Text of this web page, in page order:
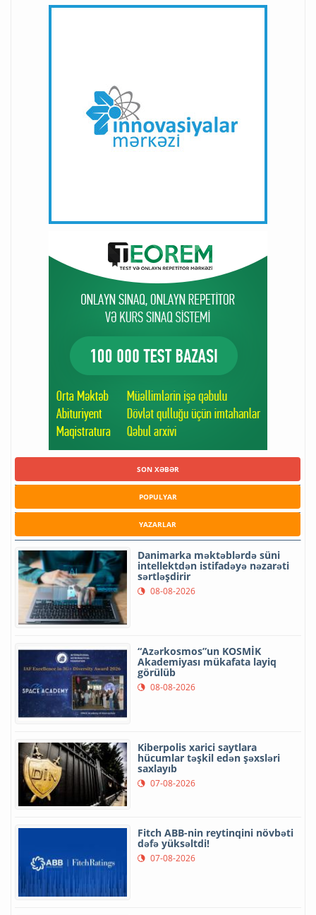
SON XƏBƏR
POPULYAR
YAZARLAR
Danimarka məktəblərdə süni
intellektdən istifadəyə nəzarəti
sərtləşdirir
08-08-2026
“Azərkosmos”un KOSMİK
Akademiyası mükafata layiq
görülüb
08-08-2026
Kiberpolis xarici saytlara
hücumlar təşkil edən şəxsləri
saxlayıb
07-08-2026
Fitch ABB-nin reytinqini növbəti
dəfə yüksəltdi!
07-08-2026